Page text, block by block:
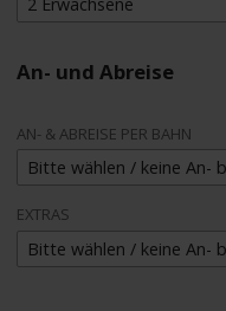
An- und Abreise
AN- & ABREISE PER BAHN
Bitte
EXTRAS
Bitte